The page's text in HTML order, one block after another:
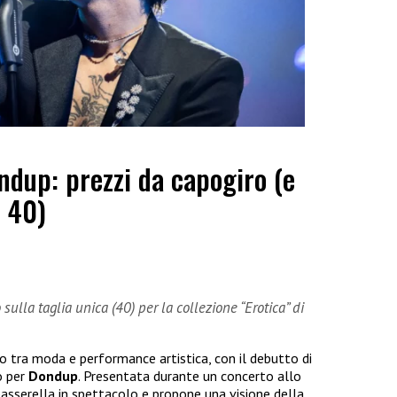
prezzi da capogiro (e
40)
taglia unica (40) per la collezione “Erotica” di
tra moda e performance artistica, con il debutto di
per Dondup. Presentata durante un concerto allo